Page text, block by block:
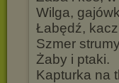
Wilga,
Łabędź,
Szmer
Żaby i ptaki.
Kapturka na